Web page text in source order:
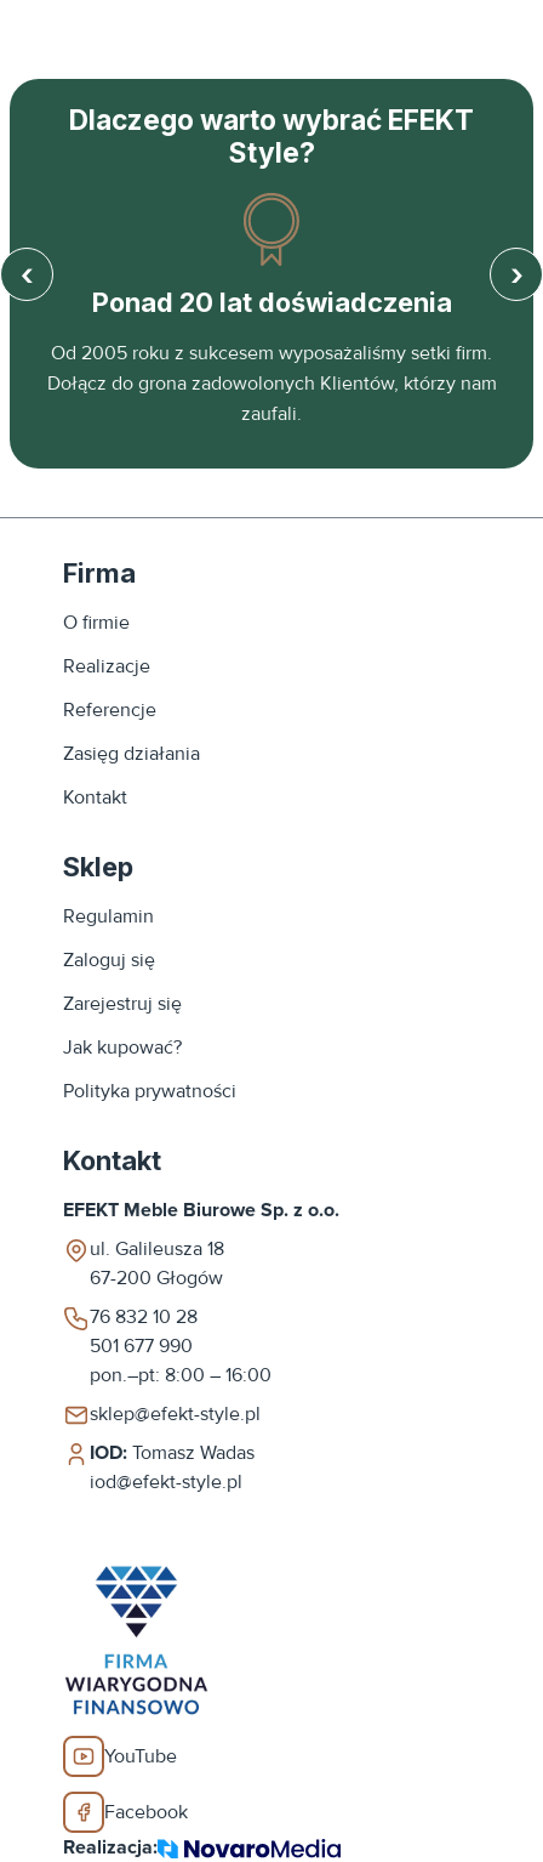
Dlaczego warto wybrać EFEKT
Style?
Ponad 20 lat doświadczenia
Od 2005 roku z sukcesem wyposażaliśmy setki firm.
Dołącz do grona zadowolonych Klientów, którzy nam
zaufali.
‹ ›
Firma
O firmie
Realizacje
Referencje
Zasięg działania
Kontakt
Sklep
Regulamin
Zaloguj się
Zarejestruj się
Jak kupować?
Polityka prywatności
Kontakt
EFEKT Meble Biurowe Sp. z o.o.
ul. Galileusza 18
67-200 Głogów
76 832 10 28
501 677 990
pon.–pt: 8:00 – 16:00
sklep@efekt-style.pl
IOD: Tomasz Wadas
iod@efekt-style.pl
YouTube
Facebook
Realizacja: